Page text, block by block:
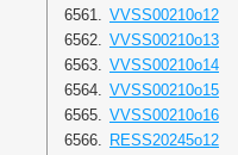
6561. VVSS00210o12
6562. VVSS00210o13
6563. VVSS00210o14
6564. VVSS00210o15
6565. VVSS00210o16
6566. RESS20245o12